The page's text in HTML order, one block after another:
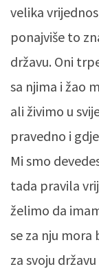
velika
ponajviše to
državu. Oni
sa njima i žao
ali živimo u
pravedno i
Mi smo
tada pravila
želimo da
se za nju mora
za svoju